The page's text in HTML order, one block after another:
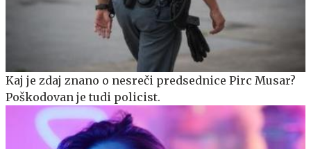
Kaj je zdaj znano o nesreči predsednice Pirc Musar?
Poškodovan je tudi policist.